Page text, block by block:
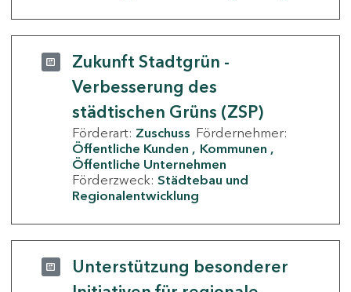
Zukunft Stadtgrün -
Verbesserung des
städtischen Grüns (ZSP)
Förderart: Zuschuss Fördernehmer:
Öffentliche Kunden
Kommunen
Öffentliche Unternehmen
Förderzweck: Städtebau und
Regionalentwicklung
Unterstützung besonderer